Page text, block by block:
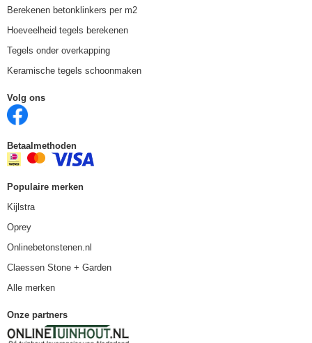
Berekenen betonklinkers per m2
Hoeveelheid tegels berekenen
Tegels onder overkapping
Keramische tegels schoonmaken
Volg ons
Betaalmethoden
Populaire merken
Kijlstra
Oprey
Onlinebetonstenen.nl
Claessen Stone + Garden
Alle merken
Onze partners